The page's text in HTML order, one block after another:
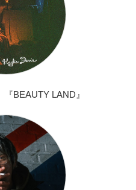
BEAUTY LAND』